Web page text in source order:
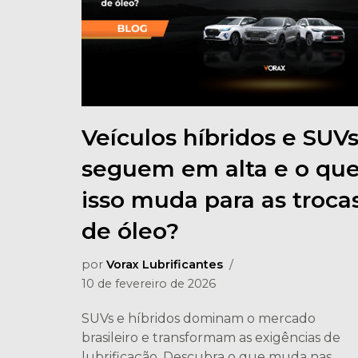
Veículos híbridos e SUVs
seguem em alta e o
isso muda para as
de óleo?
por Vorax Lubrificantes
10 de fevereiro de 2026
SUVs e híbridos dominam o mercado
brasileiro e transformam as exigências de